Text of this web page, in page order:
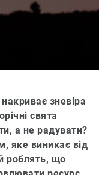
зневіра
свята
а не радувати?
яке виникає від
роблять, що